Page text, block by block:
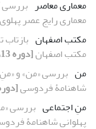
معماری معاصر بررسی
معماری رایج عصر پهلوی
مکتب اصفهان
مکتب اصفهان[دوره 13، شماره 3، 1400، صفحه 365-387]
من بررسی «من» و
شاهنامۀ فردوسی[دوره 13، شماره 4، 1400،
منِ اجتماعی بررسی
پهلوانی شاهنامۀ